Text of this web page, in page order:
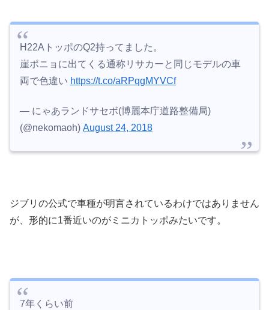
H22AトッポのQ2持ってました。
崖ポニョに出てくる通称リサカーと同じモデルの車
両で色違い https://t.co/aRPqgMYVCf
— にゃあランドサセボ(博麗本庁道路整備局)
(@nekomaoh) August 24, 2018
ジブリの公式で車種が明言されているわけではありません
が、形的に1番近いのがミニカトッポみたいです。
7年くらい前